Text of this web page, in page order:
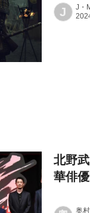
J J・
北野
華俳
奥